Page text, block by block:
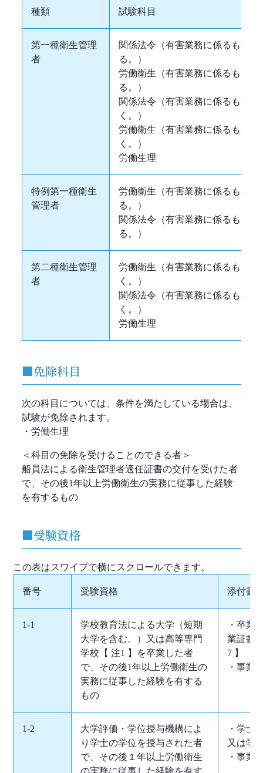
種類 試験科目
第一種衛生管理
者
関係法令（有害業務に係るものに
る。）
労働衛生（有害業務に係るものに
る。）
関係法令（有害業務に係るものを
く。）
労働衛生（有害業務に係るものを
く。）
労働生理
特例第一種衛生
管理者
労働衛生（有害業務に係るものに
る。）
関係法令（有害業務に係るものに
る。）
第二種衛生管理
者
労働衛生（有害業務に係るものを
く。）
関係法令（有害業務に係るものを
く。）
労働生理
■免除科目
次の科目については、条件を満たしている場合は、
試験が免除されます。
・労働生理
＜科目の免除を受けることのできる者＞
​​​​​​​船員法による衛生管理者適任証書の交付を受けた者
で、その後1年以上労働衛生の実務に従事した経験
を有するもの
■受験資格
番号 受験資格 添付書
1-1
学校教育法による大学（短期
大学を含む。）又は高等専門
学校【 注1 】を卒業した者
で、その後1年以上労働衛生の
実務に従事した経験を有する
もの
・卒業
業証書
7 】
・事業
1-2
大学評価・学位授与機構によ
り学士の学位を授与された者
で、その後１年以上労働衛生
の実務に従事した経験を有す
・学士
又は学
・事業